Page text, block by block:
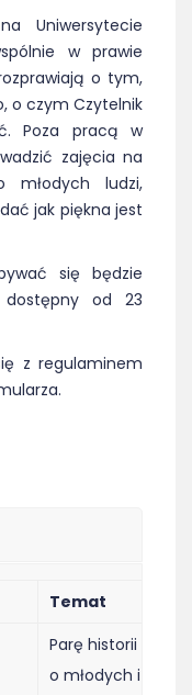
Uniwersytecie
w prawie
o tym,
o czym Czytelnik
Poza pracą w
zajęcia na
młodych ludzi,
jak piękna jest
się będzie
dostępny od 23
z regulaminem
Temat
Parę historii
o młodych i